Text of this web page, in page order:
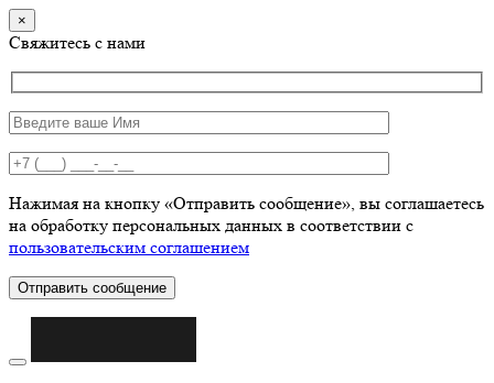
×
Свяжитесь с нами
Нажимая на кнопку «Отправить сообщение», вы соглашаетесь
на обработку персональных данных в соответствии с
пользовательским соглашением
Отправить сообщение